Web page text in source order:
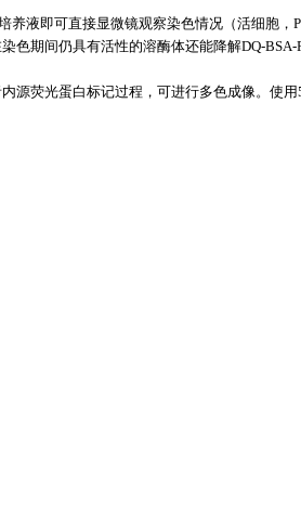
养液即可直接显微镜观察染色情况（活细胞，
色期间仍具有活性的溶酶体还能降解DQ-BSA-
源荧光蛋白标记过程，可进行多色成像。使用